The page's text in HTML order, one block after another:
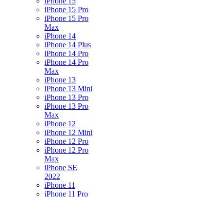
iPhone 15 Pro
iPhone 15 Pro
Max
iPhone 14
iPhone 14 Plus
iPhone 14 Pro
iPhone 14 Pro
Max
iPhone 13
iPhone 13 Mini
iPhone 13 Pro
iPhone 13 Pro
Max
iPhone 12
iPhone 12 Mini
iPhone 12 Pro
iPhone 12 Pro
Max
iPhone SE
2022
iPhone 11
iPhone 11 Pro